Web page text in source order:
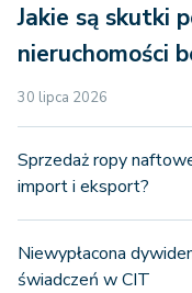
Jakie są skutki
nieruchomości
30 lipca 2026
Sprzedaż ropy
import i eksport?
Niewypłacona
świadczeń w CIT